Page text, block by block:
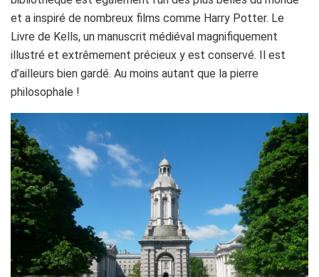
et a inspiré de nombreux films comme Harry Potter. Le
Livre de Kells, un manuscrit médiéval magnifiquement
illustré et extrêmement précieux y est conservé. Il est
d’ailleurs bien gardé. Au moins autant que la pierre
philosophale !